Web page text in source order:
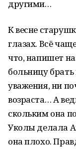
другими…
К весне
глазах. Всё
что, напишет
больницу
уважения, ни
возраста… А
скольким она
Уколы делала
она плохо.